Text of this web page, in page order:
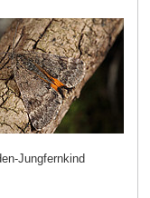
Jungfernkind